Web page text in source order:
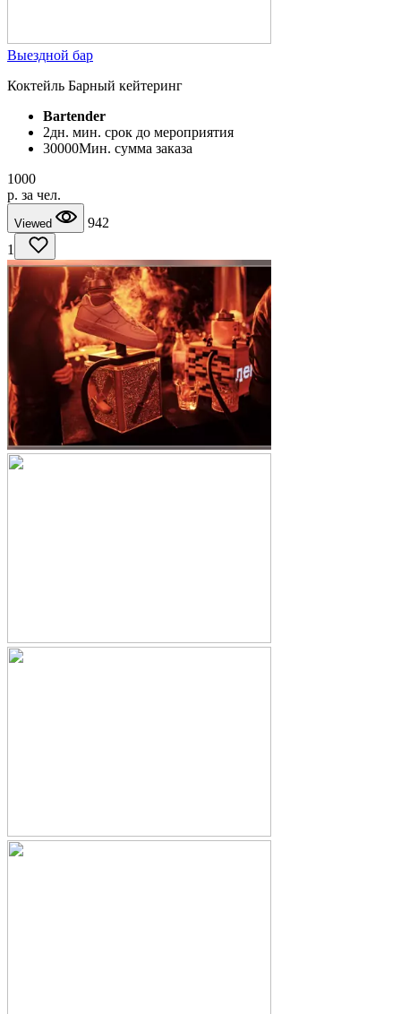
Выездной бар
Коктейль Барный кейтеринг
Bartender
2дн. мин. срок до мероприятия
30000Мин. сумма заказа
1000
p. за чел.
Viewed
942
1